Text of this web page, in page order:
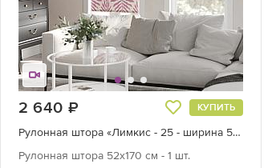
2 640 КУПИТЬ
Рулонная штора «Лимкис - 25 - ширина 52 см»
Рулонная штора 52х170 см - 1 шт.